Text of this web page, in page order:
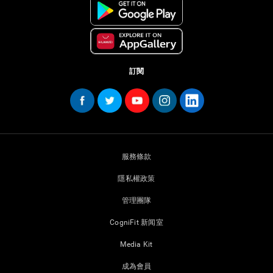
訂閱
服務條款
隱私權政策
管理團隊
CogniFit 新闻室
Media Kit
成為會員